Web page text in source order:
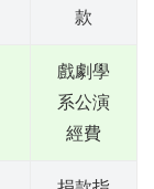
款
戲劇學
系公演
經費